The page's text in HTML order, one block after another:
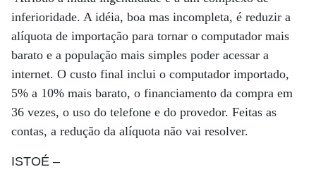
inferioridade. A idéia, boa mas incompleta, é reduzir a
alíquota de importação para tornar o computador mais
barato e a população mais simples poder acessar a
internet. O custo final inclui o computador importado,
5% a 10% mais barato, o financiamento da compra em
36 vezes, o uso do telefone e do provedor. Feitas as
contas, a redução da alíquota não vai resolver.
ISTOÉ –